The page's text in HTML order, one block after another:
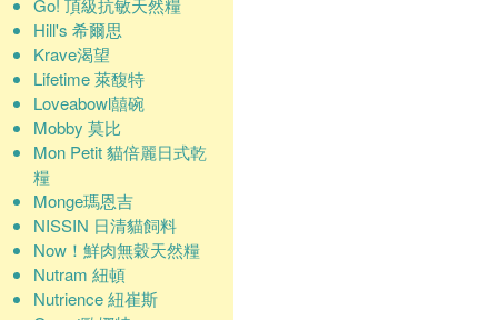
Go! 頂級抗敏天然糧
Hill's 希爾思
Krave渴望
Lifetime 萊馥特
Loveabowl囍碗
Mobby 莫比
Mon Petit 貓倍麗日式乾
糧
Monge瑪恩吉
NISSIN 日清貓飼料
Now！鮮肉無穀天然糧
Nutram 紐頓
Nutrience 紐崔斯